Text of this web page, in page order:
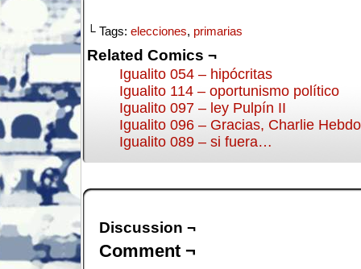
└ Tags: elecciones, primarias
Related Comics ¬
Igualito 054 – hipócritas
Igualito 114 – oportunismo político
Igualito 097 – ley Pulpín II
Igualito 096 – Gracias, Charlie Hebdo
Igualito 089 – si fuera…
Discussion ¬
Comment ¬